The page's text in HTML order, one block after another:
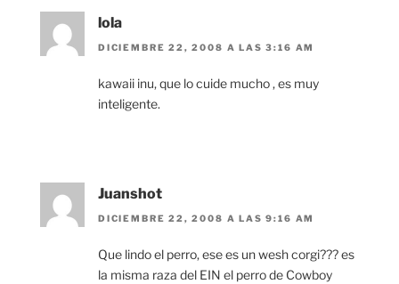
lola
DICIEMBRE 22, 2008 A LAS 3:16 AM
kawaii inu, que lo cuide mucho , es muy
inteligente.
Juanshot
DICIEMBRE 22, 2008 A LAS 9:16 AM
Que lindo el perro, ese es un wesh corgi??? es
la misma raza del EIN el perro de Cowboy